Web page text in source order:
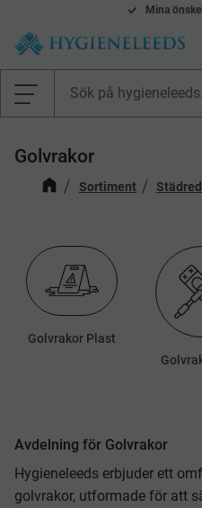
Meny
Mina
Smidiga betalsätt:
Golvrakor
Sortiment
Golvrakor Plast
Avdelning för Golvrakor
Hygieneleeds erbjuder ett
golvrakor, utformade för att